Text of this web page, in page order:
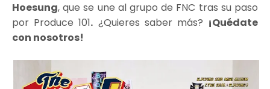
Hoesung, que se une al grupo de FNC tras su paso
por Produce 101. ¿Quieres saber más? ¡Quédate
con nosotros!